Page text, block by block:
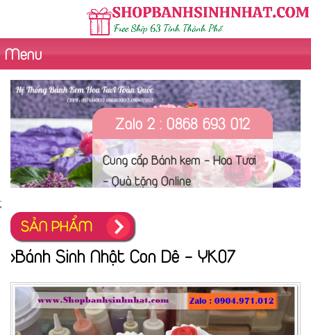
Menu
Zalo 2 : 0868 693 012
Cung cấp Bánh kem - Hoa Tươi
- Quà tặng Online
;
SẢN PHẨM
>Bánh Sinh Nhật Con Dê - YK07